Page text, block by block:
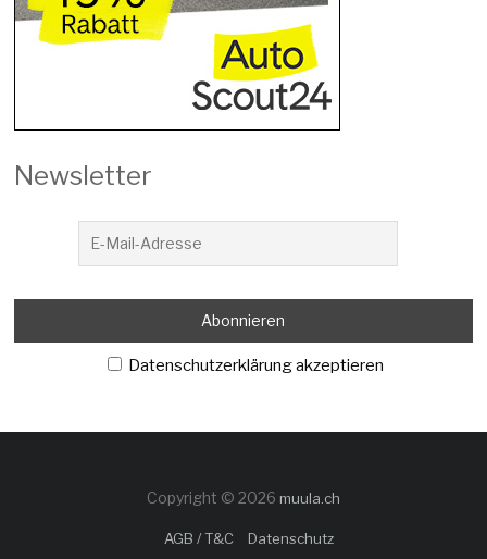
Newsletter
Datenschutzerklärung akzeptieren
Copyright © 2026 muula.ch
AGB / T&C Datenschutz